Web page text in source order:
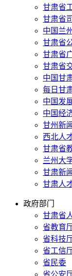
甘肃省
甘肃省
中国兰
甘肃省
甘肃省
甘肃省
中国甘
每日甘
中国发
中国经
甘州新
西北人
甘肃省
兰州大
甘肃新
甘肃人
政府部门
甘肃省
省教育
省科技
省工信
省民委
省公安